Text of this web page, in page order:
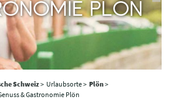
PLÖN
Schweiz> Urlaubsorte > Plön>
& Gastronomie Plön